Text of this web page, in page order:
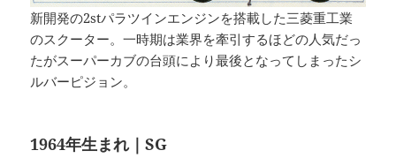
新開発の2stパラツインエンジンを搭載した三菱重工業
のスクーター。一時期は業界を牽引するほどの人気だっ
たがスーパーカブの台頭により最後となってしまったシ
ルバーピジョン。
1964年生まれ｜SG